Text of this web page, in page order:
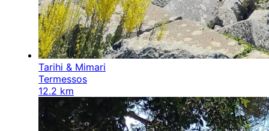
Tarihi & Mimari
Termessos
12.2 km